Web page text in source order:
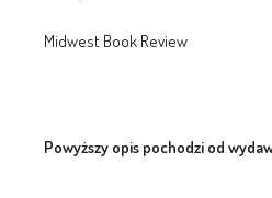
Midwest Book Review
Powyższy opis pochodzi od